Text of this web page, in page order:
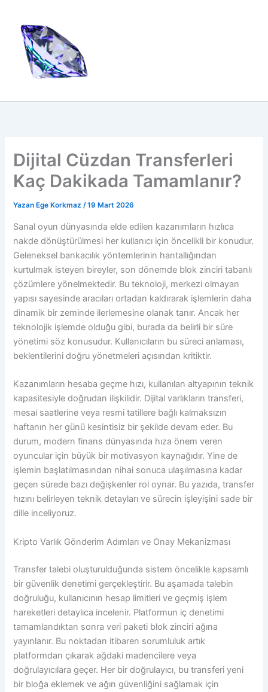
Dijital Cüzdan Transferleri
Kaç Dakikada Tamamlanır?
Yazan Ege Korkmaz/19 Mart 2026
Sanal oyun dünyasında elde edilen kazanımların hızlıca
nakde dönüştürülmesi her kullanıcı için öncelikli bir konudur.
Geleneksel bankacılık yöntemlerinin hantallığından
kurtulmak isteyen bireyler, son dönemde blok zinciri tabanlı
çözümlere yönelmektedir. Bu teknoloji, merkezi olmayan
yapısı sayesinde aracıları ortadan kaldırarak işlemlerin daha
dinamik bir zeminde ilerlemesine olanak tanır. Ancak her
teknolojik işlemde olduğu gibi, burada da belirli bir süre
yönetimi söz konusudur. Kullanıcıların bu süreci anlaması,
beklentilerini doğru yönetmeleri açısından kritiktir.
Kazanımların hesaba geçme hızı, kullanılan altyapının teknik
kapasitesiyle doğrudan ilişkilidir. Dijital varlıkların transferi,
mesai saatlerine veya resmi tatillere bağlı kalmaksızın
haftanın her günü kesintisiz bir şekilde devam eder. Bu
durum, modern finans dünyasında hıza önem veren
oyuncular için büyük bir motivasyon kaynağıdır. Yine de
işlemin başlatılmasından nihai sonuca ulaşılmasına kadar
geçen sürede bazı değişkenler rol oynar. Bu yazıda, transfer
hızını belirleyen teknik detayları ve sürecin işleyişini sade bir
dille inceliyoruz.
Kripto Varlık Gönderim Adımları ve Onay Mekanizması
Transfer talebi oluşturulduğunda sistem öncelikle kapsamlı
bir güvenlik denetimi gerçekleştirir. Bu aşamada talebin
doğruluğu, kullanıcının hesap limitleri ve geçmiş işlem
hareketleri detaylıca incelenir. Platformun iç denetimi
tamamlandıktan sonra veri paketi blok zinciri ağına
yayınlanır. Bu noktadan itibaren sorumluluk artık
platformdan çıkarak ağdaki madencilere veya
doğrulayıcılara geçer. Her bir doğrulayıcı, bu transferi yeni
bir bloğa eklemek ve ağın güvenliğini sağlamak için